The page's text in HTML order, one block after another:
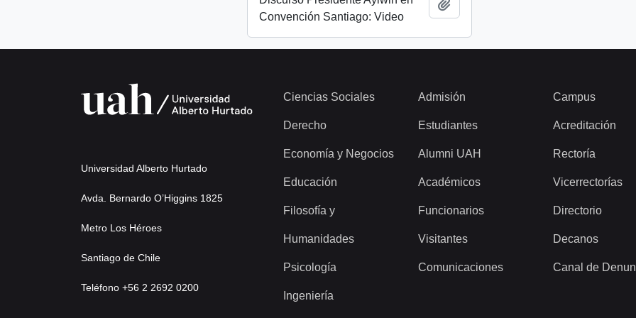
Convención Santiago: Video
Universidad Alberto Hurtado
Avda. Bernardo O’Higgins 1825
Metro Los Héroes
Santiago de Chile
Teléfono +56 2 2692 0200
Ciencias Sociales
Derecho
Economía y Negocios
Educación
Filosofía y
Humanidades
Psicología
Ingeniería
Admisión
Estudiantes
Alumni UAH
Académicos
Funcionarios
Visitantes
Comunicaciones
Campus
Acreditación
Rectoría
Vicerrectorías
Directorio
Decanos
Canal de